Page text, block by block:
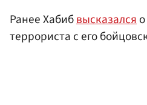
Ранее Хабибвысказался
террориста с его